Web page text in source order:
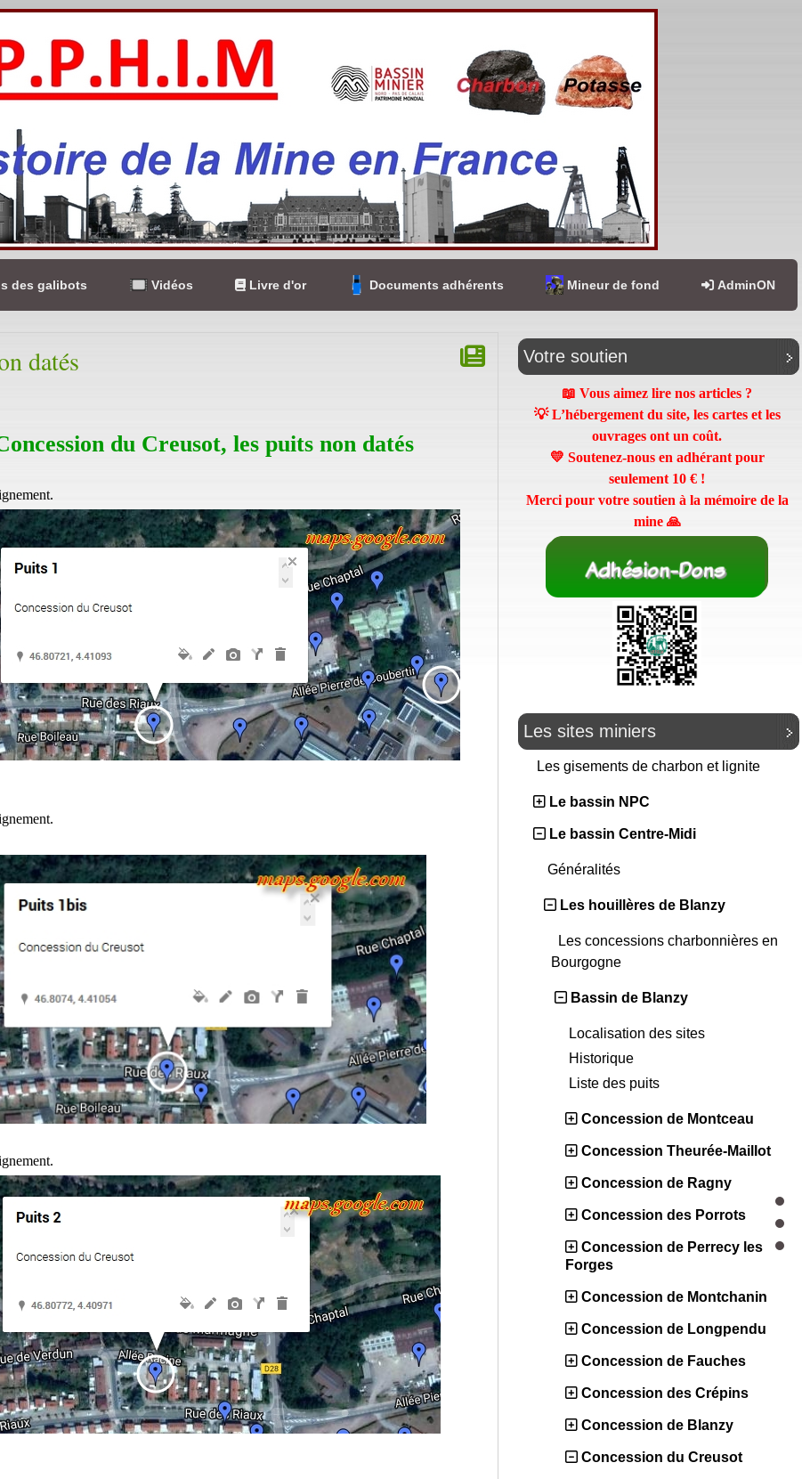
des galibots Vidéos Livre d'or Documents adhérents Mineur de fond AdminON
datés
du Creusot, les puits non datés
Votre soutien
📖 Vous aimez lire nos articles ?
💡 L’hébergement du site, les cartes et les
ouvrages ont un coût.
💛 Soutenez-nous en adhérant pour
seulement 10 € !
Merci pour votre soutien à la mémoire de la
mine 🙏
Les sites miniers
Les gisements de charbon et lignite
Le bassin NPC
Le bassin Centre-Midi
Généralités
Les houillères de Blanzy
Les concessions charbonnières en
Bourgogne
Bassin de Blanzy
Localisation des sites
Historique
Liste des puits
Concession de Montceau
Concession Theurée-Maillot
Concession de Ragny
Concession des Porrots
Concession de Perrecy les
Forges
Concession de Montchanin
Concession de Longpendu
Concession de Fauches
Concession des Crépins
Concession de Blanzy
Concession du Creusot